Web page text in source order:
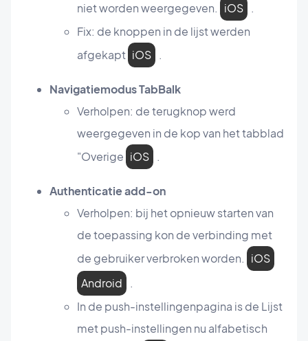
niet worden weergegeven. iOS .
Fix: de knoppen in de lijst werden
afgekapt iOS .
Navigatiemodus TabBalk
Verholpen: de terugknop werd
weergegeven in de kop van het tabblad
"Overige iOS .
Authenticatie add-on
Verholpen: bij het opnieuw starten van
de toepassing kon de verbinding met
de gebruiker verbroken worden. iOS
Android
.
In de push-instellingenpagina is de Lijst
met push-instellingen nu alfabetisch